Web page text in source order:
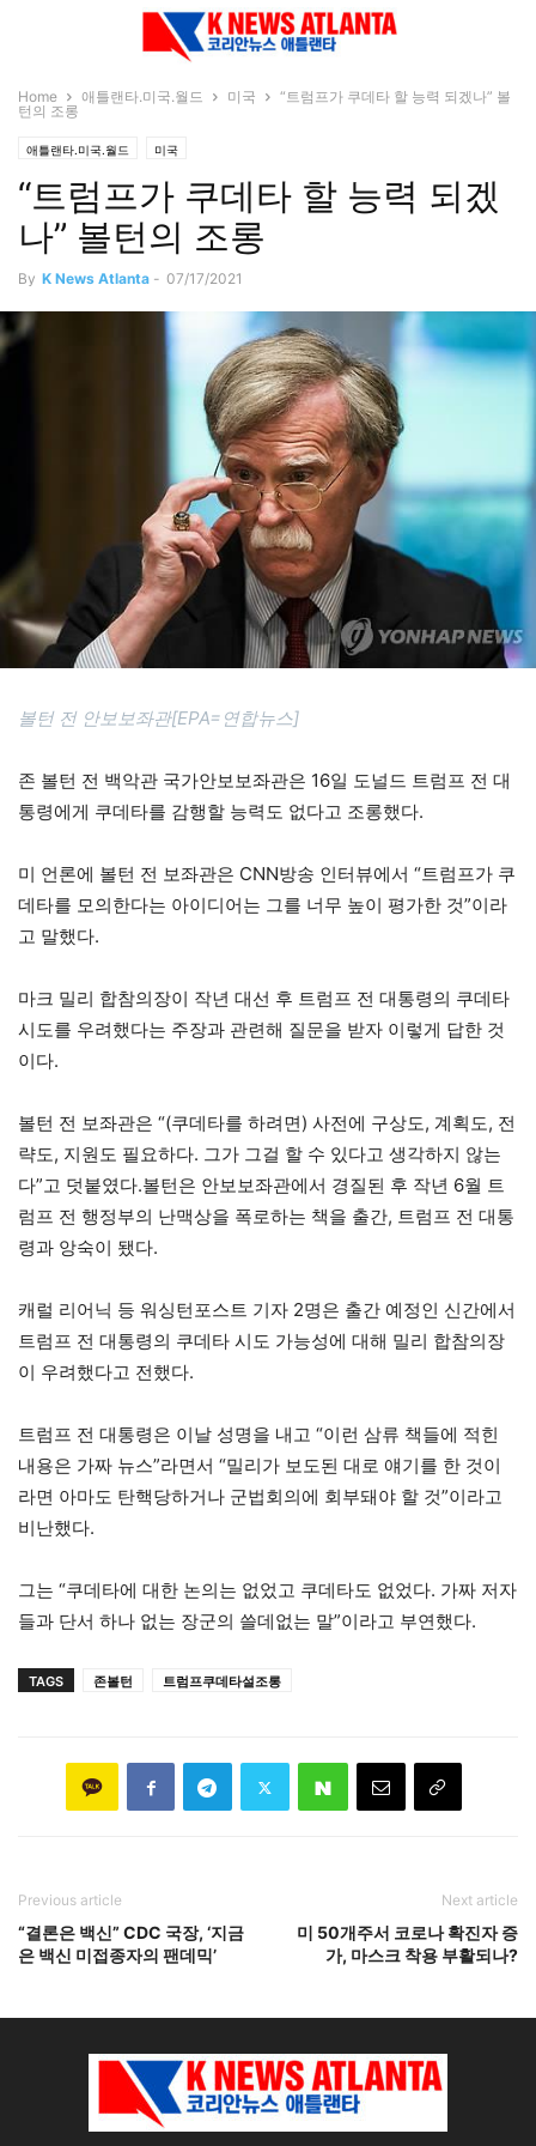
Home 애틀랜타.미국.월드 미국
“트럼프가 쿠데타 할 능력 되겠나” 볼
턴의 조롱
애틀랜타.미국.월드 미국
“트럼프가 쿠데타 할 능력 되겠
나” 볼턴의 조롱
By K News Atlanta - 07/17/2021
볼턴 전 안보보좌관[EPA=연합뉴스]
존 볼턴 전 백악관 국가안보보좌관은 16일 도널드 트럼프 전 대
통령에게 쿠데타를 감행할 능력도 없다고 조롱했다.
미 언론에 볼턴 전 보좌관은 CNN방송 인터뷰에서 “트럼프가 쿠
데타를 모의한다는 아이디어는 그를 너무 높이 평가한 것”이라
고 말했다.
마크 밀리 합참의장이 작년 대선 후 트럼프 전 대통령의 쿠데타
시도를 우려했다는 주장과 관련해 질문을 받자 이렇게 답한 것
이다.
볼턴 전 보좌관은 “(쿠데타를 하려면) 사전에 구상도, 계획도, 전
략도, 지원도 필요하다. 그가 그걸 할 수 있다고 생각하지 않는
다”고 덧붙였다.볼턴은 안보보좌관에서 경질된 후 작년 6월 트
럼프 전 행정부의 난맥상을 폭로하는 책을 출간, 트럼프 전 대통
령과 앙숙이 됐다.
캐럴 리어닉 등 워싱턴포스트 기자 2명은 출간 예정인 신간에서
트럼프 전 대통령의 쿠데타 시도 가능성에 대해 밀리 합참의장
이 우려했다고 전했다.
트럼프 전 대통령은 이날 성명을 내고 “이런 삼류 책들에 적힌
내용은 가짜 뉴스”라면서 “밀리가 보도된 대로 얘기를 한 것이
라면 아마도 탄핵당하거나 군법회의에 회부돼야 할 것”이라고
비난했다.
그는 “쿠데타에 대한 논의는 없었고 쿠데타도 없었다. 가짜 저자
들과 단서 하나 없는 장군의 쓸데없는 말”이라고 부연했다.
TAGS 존볼턴 트럼프쿠데타설조롱
Previous article
“결론은 백신” CDC 국장, ‘지금
은 백신 미접종자의 팬데믹’
Next article
미 50개주서 코로나 확진자 증
가, 마스크 착용 부활되나?